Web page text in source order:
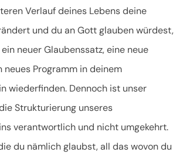
Verlauf deines Lebens deine
und du an Gott glauben würdest,
neuer Glaubenssatz, eine neue
neues Programm in deinem
wiederfinden. Dennoch ist unser
Strukturierung unseres
verantwortlich und nicht umgekehrt.
du nämlich glaubst, all das wovon du